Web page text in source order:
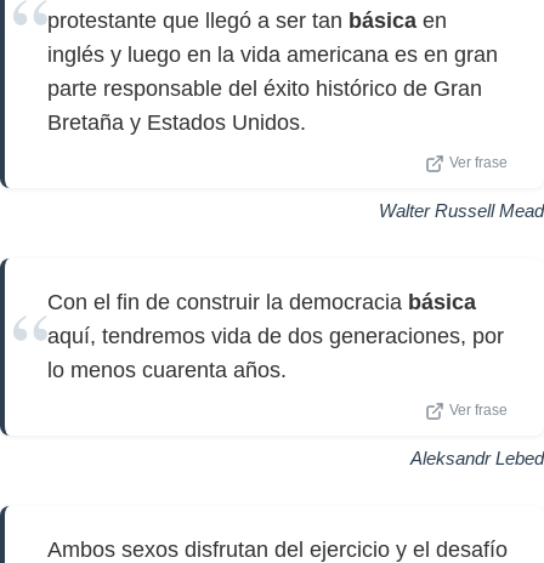
protestante que llegó a ser tan básica en
inglés y luego en la vida americana es en gran
parte responsable del éxito histórico de Gran
Bretaña y Estados Unidos.
Ver frase
Walter Russell Mead
Con el fin de construir la democracia básica
aquí, tendremos vida de dos generaciones, por
lo menos cuarenta años.
Ver frase
Aleksandr Lebed
Ambos sexos disfrutan del ejercicio y el desafío